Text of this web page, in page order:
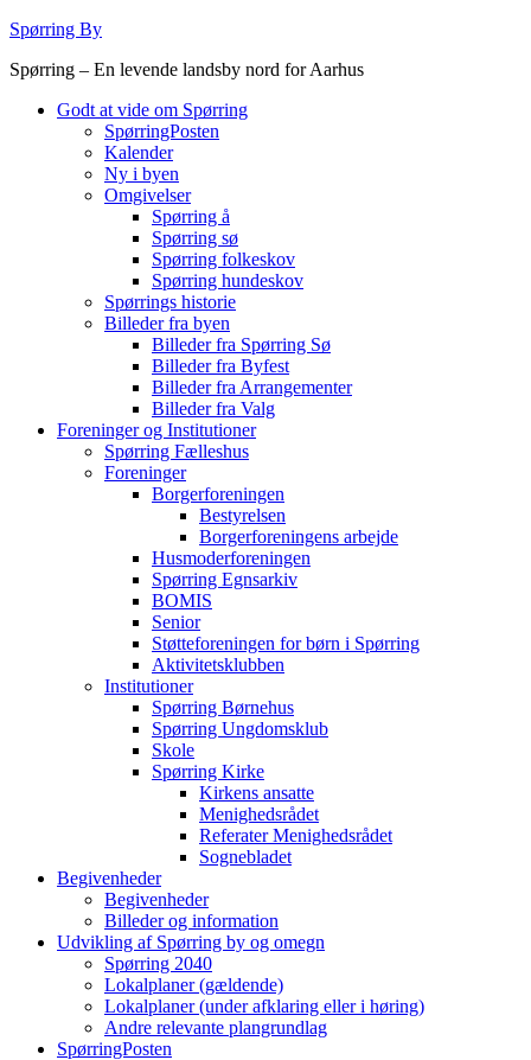
Videre
indhold
Spørring By
Spørring – En levende landsby nord for Aarhus
Godt at vide om Spørring
SpørringPosten
Kalender
Ny i byen
Omgivelser
Spørring å
Spørring sø
Spørring folkeskov
Spørring hundeskov
Spørrings historie
Billeder fra byen
Billeder fra Spørring Sø
Billeder fra Byfest
Billeder fra Arrangementer
Billeder fra Valg
Foreninger og Institutioner
Spørring Fælleshus
Foreninger
Borgerforeningen
Bestyrelsen
Borgerforeningens arbejde
Husmoderforeningen
Spørring Egnsarkiv
BOMIS
Senior
Støtteforeningen for børn i Spørring
Aktivitetsklubben
Institutioner
Spørring Børnehus
Spørring Ungdomsklub
Skole
Spørring Kirke
Kirkens ansatte
Menighedsrådet
Referater Menighedsrådet
Sognebladet
Begivenheder
Begivenheder
Billeder og information
Udvikling af Spørring by og omegn
Spørring 2040
Lokalplaner (gældende)
Lokalplaner (under afklaring eller i høring)
Andre relevante plangrundlag
SpørringPosten